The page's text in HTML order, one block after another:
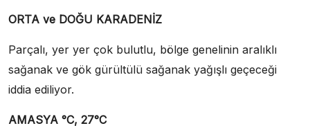
ORTA ve DOĞU KARADENİZ
Parçalı, yer yer çok bulutlu, bölge genelinin aralıklı
sağanak ve gök gürültülü sağanak yağışlı geçeceği
iddia ediliyor.
AMASYA °C, 27°C